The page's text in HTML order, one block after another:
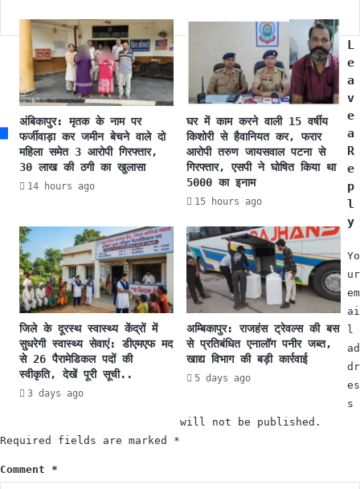
ष्ट्री
अ
ध्य
जे
पी
ड्डा
पा
,
ल
रि
णा
स
जा
जा
र
7
अंबिकापुर: मृतक के नाम पर
फर्जीवाड़ा कर जमीन बेचने वाले दो
महिला समेत 3 आरोपी गिरफ्तार,
30 लाख की ठगी का खुलासा
14 hours ago
घर में काम करने वाली 15 वर्षीय
किशोरी से हैवानियत कर, फरार
आरोपी तरुण जायसवाल पटना से
गिरफ्तार, एसपी ने घोषित किया था
5000 का इनाम
15 hours ago
जिले के दूरस्थ स्वास्थ्य केंद्रों में
सुधरेगी स्वास्थ्य सेवाएं: डीएमएफ मद
से 26 पैरामेडिकल पदों की
स्वीकृति, देखें पूरी सूची..
3 days ago
अम्बिकापुर: राजहंस ट्रेवल्स की बस
से प्रतिबंधित एनालॉग पनीर जब्त,
खाद्य विभाग की बड़ी कार्रवाई
5 days ago
L
e
a
v
e
a
R
e
p
l
y
Yo
ur
em
ai
l
ad
dr
es
s
will not be published.
Required fields are marked *
Comment *